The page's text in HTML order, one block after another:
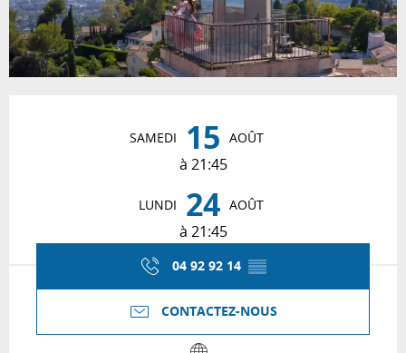
SAMEDI 15 AOÛT
à 21:45
LUNDI 24 AOÛT
à 21:45
04 92 92 14 ▒▒
CONTACTEZ-NOUS